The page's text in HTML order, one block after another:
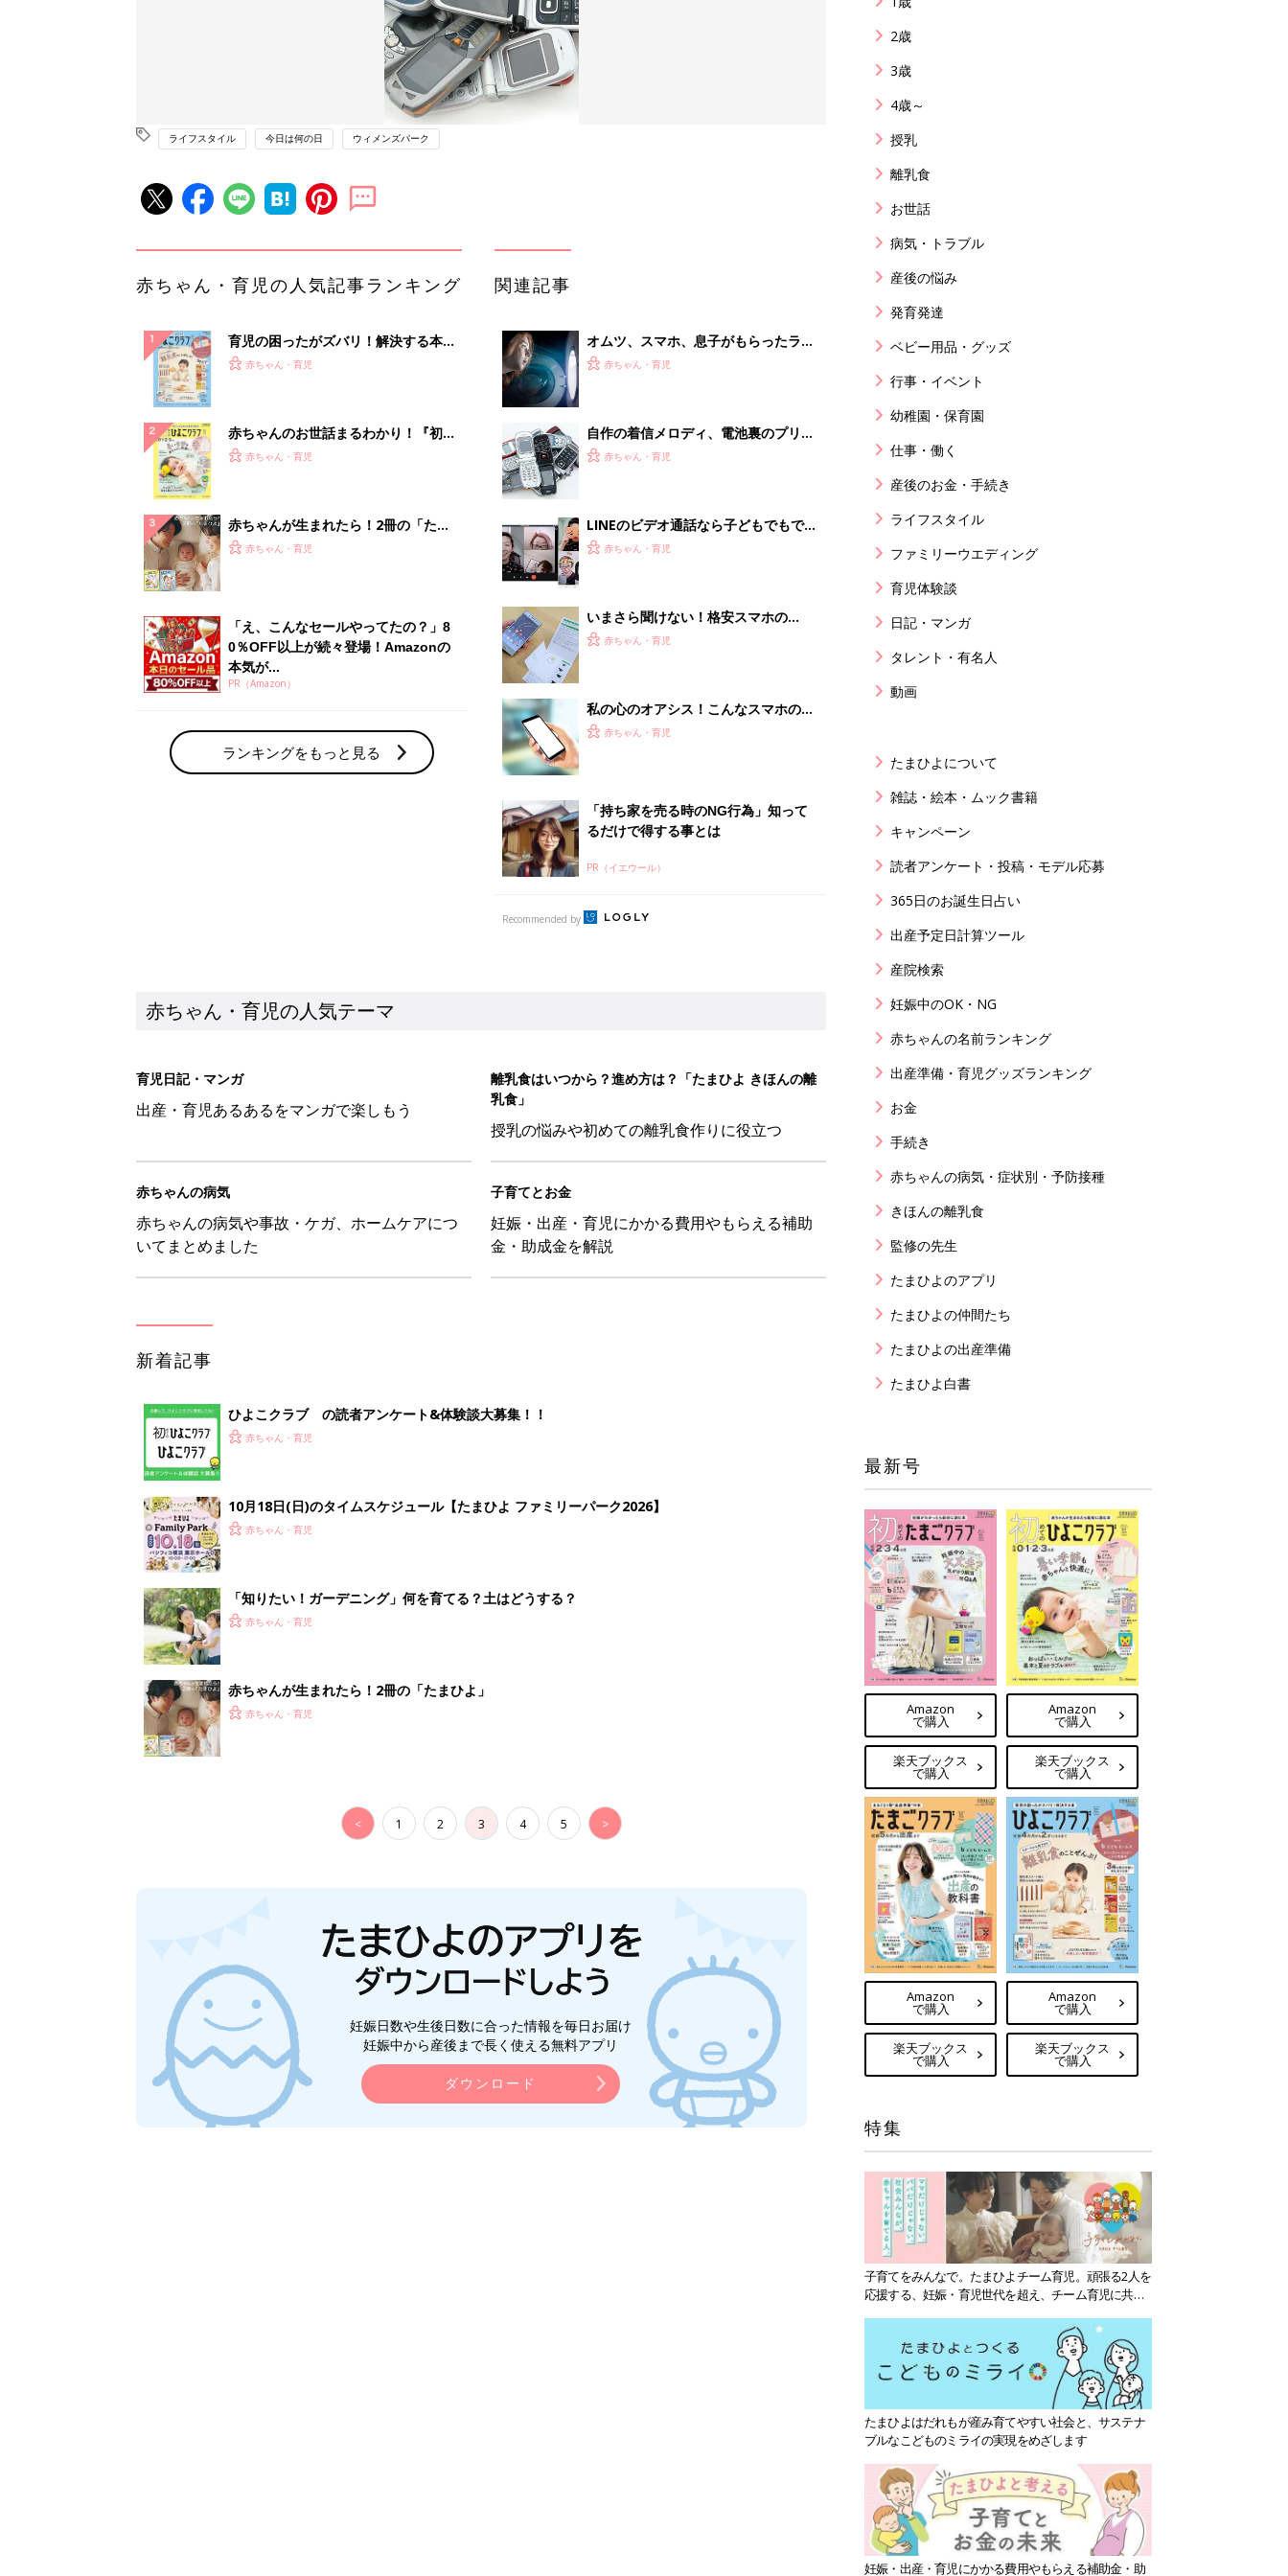
ライフスタイル 今日は何の日 ウィメンズパーク
赤ちゃん・育児の人気記事ランキング
育児の困ったがズバリ！解決する本
『ひよこクラブ 秋号』 4カ月～2才
赤ちゃん・育児
赤ちゃんのお世話まるわかり！『初め
てのひよこクラブ 夏号』〈巻頭大特
赤ちゃん・育児
赤ちゃんが生まれたら！2冊の「たま
ひよ」
赤ちゃん・育児
「え、こんなセールやってたの？」8
0％OFF以上が続々登場！Amazonの
本気が...
PR（Amazon）
ランキングをもっと見る
関連記事
オムツ、スマホ、息子がもらったラブ
レターなど。「うっかり洗濯機で洗っ
赤ちゃん・育児
自作の着信メロディ、電池裏のプリク
ラ、ガラケー。懐かしい携帯電話の思
赤ちゃん・育児
LINEのビデオ通話なら子どもでもでき
る！ZOOM以外でも簡単に繋がれる方
赤ちゃん・育児
いまさら聞けない！格安スマホの
「SIM交換」どうやったらスムーズに
赤ちゃん・育児
私の心のオアシス！こんなスマホの待
ち受け画面はアリ？ナシ？
赤ちゃん・育児
「持ち家を売る時のNG行為」知って
るだけで得する事とは
PR（イエウール）
Recommended by
赤ちゃん・育児の人気テーマ
育児日記・マンガ
出産・育児あるあるをマンガで楽しもう
離乳食はいつから？進め方は？「たまひよ きほんの離
乳食」
授乳の悩みや初めての離乳食作りに役立つ
赤ちゃんの病気
赤ちゃんの病気や事故・ケガ、ホームケアにつ
いてまとめました
子育てとお金
妊娠・出産・育児にかかる費用やもらえる補助
金・助成金を解説
新着記事
ひよこクラブ の読者アンケート&体験談大募集！！
赤ちゃん・育児
10月18日(日)のタイムスケジュール【たまひよ ファミリーパーク2026】
赤ちゃん・育児
「知りたい！ガーデニング」何を育てる？土はどうする？
赤ちゃん・育児
赤ちゃんが生まれたら！2冊の「たまひよ」
赤ちゃん・育児
< 1 2 3 4 5 >
妊娠日数や生後日数に合った情報を毎日お届け
妊娠中から産後まで長く使える無料アプリ
ダウンロード
2歳
3歳
4歳～
授乳
離乳食
お世話
病気・トラブル
産後の悩み
発育発達
ベビー用品・グッズ
行事・イベント
幼稚園・保育園
仕事・働く
産後のお金・手続き
ライフスタイル
ファミリーウエディング
育児体験談
日記・マンガ
タレント・有名人
動画
たまひよについて
雑誌・絵本・ムック書籍
キャンペーン
読者アンケート・投稿・モデル応募
365日のお誕生日占い
出産予定日計算ツール
産院検索
妊娠中のOK・NG
赤ちゃんの名前ランキング
出産準備・育児グッズランキング
お金
手続き
赤ちゃんの病気・症状別・予防接種
きほんの離乳食
監修の先生
たまひよのアプリ
たまひよの仲間たち
たまひよの出産準備
たまひよ白書
最新号
Amazon
で購入
楽天ブックス
で購入
Amazon
で購入
楽天ブックス
で購入
Amazon
で購入
楽天ブックス
で購入
Amazon
で購入
楽天ブックス
で購入
特集
子育てをみんなで。たまひよチーム育児。頑張る2人を
応援する、妊娠・育児世代を超え、チーム育児に共感
たまひよはだれもが産み育てやすい社会と、サステナ
ブルなこどものミライの実現をめざします
妊娠・出産・育児にかかる費用やもらえる補助金・助